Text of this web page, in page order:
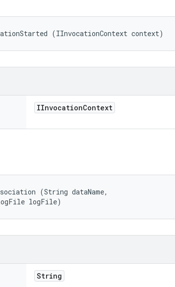
(IInvocationContext context)
IInvocationContext
(String dataName,
logFile)
String